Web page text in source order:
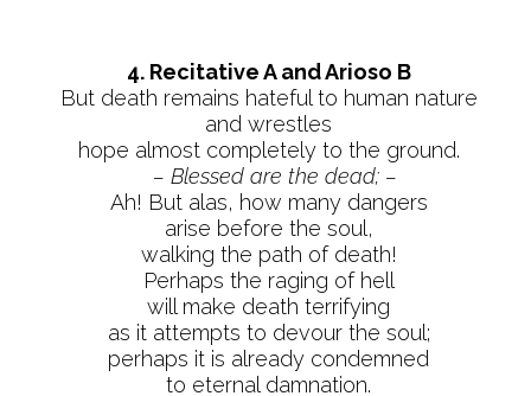
4. Recitative A and Arioso B
But death remains hateful to human nature
and wrestles
hope almost completely to the ground.
– Blessed are the dead; –
Ah! But alas, how many dangers
arise before the soul,
walking the path of death!
Perhaps the raging of hell
will make death terrifying
as it attempts to devour the soul;
perhaps it is already condemned
to eternal damnation.